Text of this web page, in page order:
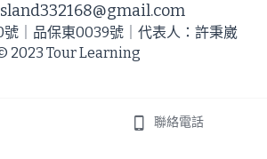
號​｜品保東0039​號｜代表人：許秉崴
2023 Tour Learning
聯絡電話